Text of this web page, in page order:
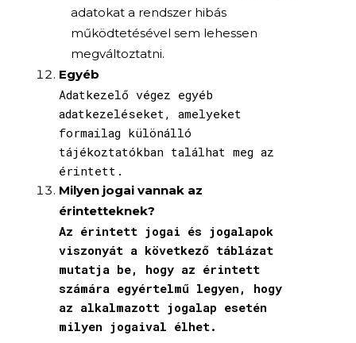
adatokat a rendszer hibás
működtetésével sem lehessen
megváltoztatni.
Egyéb
Adatkezelő végez egyéb
adatkezeléseket, amelyeket
formailag különálló
tájékoztatókban találhat meg az
érintett.
Milyen jogai vannak az
érintetteknek?
Az érintett jogai és jogalapok
viszonyát a következő táblázat
mutatja be, hogy az érintett
számára egyértelmű legyen, hogy
az alkalmazott jogalap esetén
milyen jogaival élhet.